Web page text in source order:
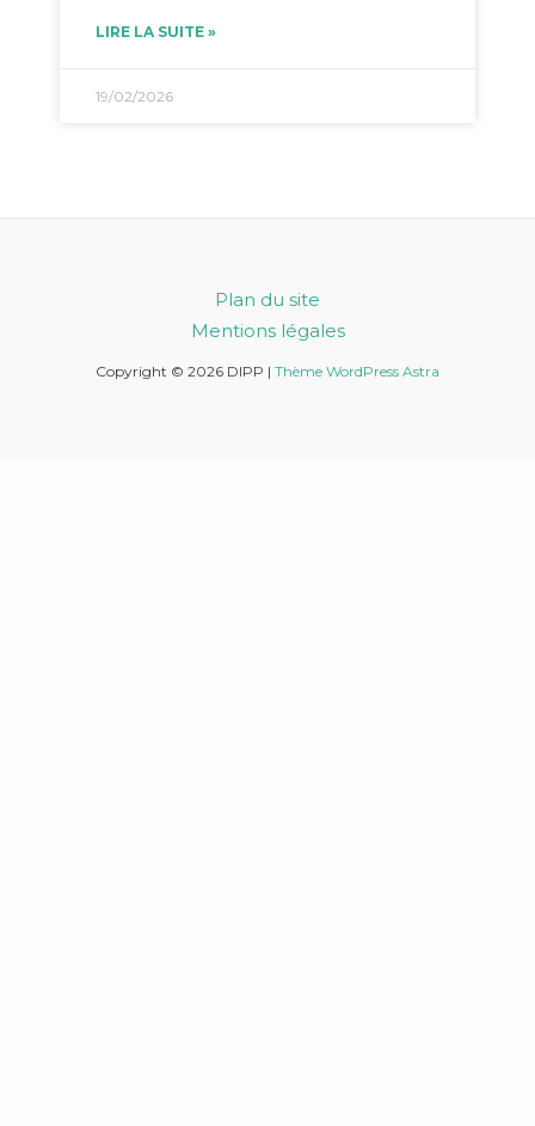
LIRE LA SUITE »
19/02/2026
Plan du site
Mentions légales
Copyright © 2026 DIPP | Thème WordPress Astra